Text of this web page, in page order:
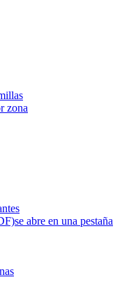
zona
se abre en una pestaña